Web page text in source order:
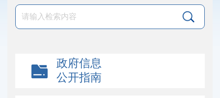
政府信息
公开指南